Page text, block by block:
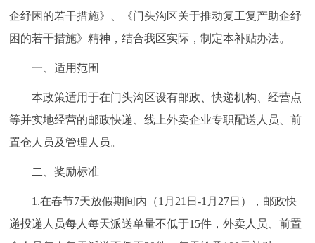
便民服务 利企服务 投资项目
政民互动
参与调查
走进北京
企纾困的若干措施》、《门头沟区关于推动复工复产助企纾
困的若干措施》精神，结合我区实际，制定本补贴办法。
一、适用范围
本政策适用于在门头沟区设有邮政、快递机构、经营点
等并实地经营的邮政快递、线上外卖企业专职配送人员、前
置仓人员及管理人员。
二、奖励标准
1.在春节7天放假期间内（1月21日-1月27日），邮政快
递投递人员每人每天派送单量不低于15件，外卖人员、前置